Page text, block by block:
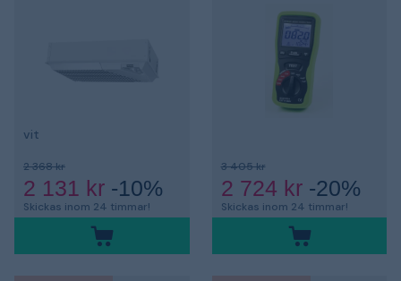
vit
2 368 kr
2 131 kr -10%
Skickas inom 24 timmar!
3 405 kr
2 724 kr-20%
Skickas inom 24 timmar!